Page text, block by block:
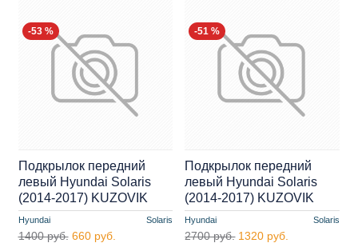
-53 %
Hyundai Solaris
Подкрылок передний
левый Hyundai Solaris
(2014-2017) KUZOVIK
1400 руб. 660 руб.
-51 %
Hyundai Solaris
Подкрылок передний
левый Hyundai Solaris
(2014-2017) KUZOVIK
2700 руб. 1320 руб.